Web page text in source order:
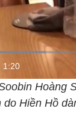
Hoàng
do Hiền Hồ